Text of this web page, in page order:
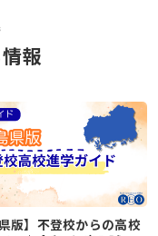
報
県版】不登校からの高校